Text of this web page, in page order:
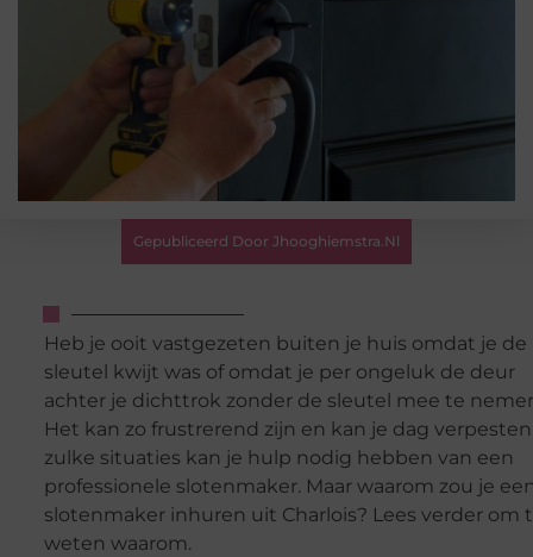
Gepubliceerd Door Jhooghiemstra.nl
Heb je ooit vastgezeten buiten je huis omdat je de
sleutel kwijt was of omdat je per ongeluk de deur
achter je dichttrok zonder de sleutel mee te
Het kan zo frustrerend zijn en kan je dag
zulke situaties kan je hulp nodig hebben van een
professionele slotenmaker. Maar waarom zou je
slotenmaker inhuren uit Charlois? Lees verder om
weten waarom.